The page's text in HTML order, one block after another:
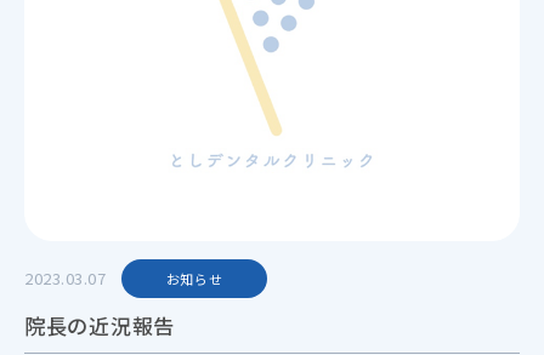
2023.03.07 お知らせ
院長の近況報告